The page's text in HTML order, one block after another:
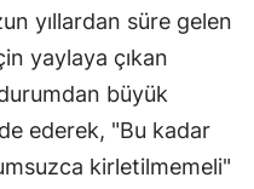
yıllardan süre gelen
yaylaya çıkan
büyük
ederek, "Bu kadar
kirletilmemeli"